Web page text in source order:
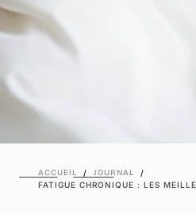
ACCUEIL / JOURNAL
/
FATIGUE CHRONIQUE : LES